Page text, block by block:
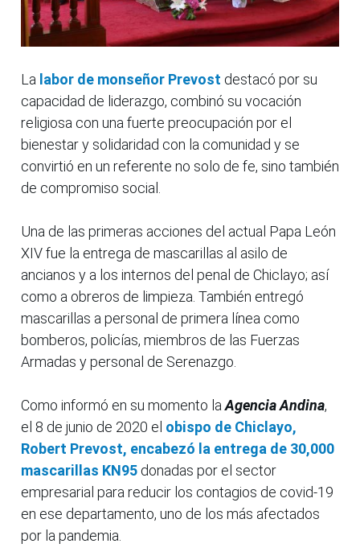
La labor de monseñor Prevost destacó por su
capacidad de liderazgo, combinó su vocación
religiosa con una fuerte preocupación por el
bienestar y solidaridad con la comunidad y se
convirtió en un referente no solo de fe, sino también
de compromiso social.
Una de las primeras acciones del actual Papa León
XIV fue la entrega de mascarillas al asilo de
ancianos y a los internos del penal de Chiclayo; así
como a obreros de limpieza. También entregó
mascarillas a personal de primera línea como
bomberos, policías, miembros de las Fuerzas
Armadas y personal de Serenazgo.
Como informó en su momento laAgencia Andina,
el 8 de junio de 2020 el obispo de Chiclayo,
Robert Prevost, encabezó la entrega de 30,000
mascarillas KN95 donadas por el sector
empresarial para reducir los contagios de covid-19
en ese departamento, uno de los más afectados
por la pandemia.